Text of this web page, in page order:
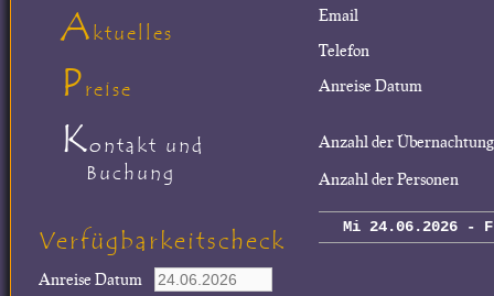
Email
Telefon
Anreise Datum
Anzahl der
Anzahl der Personen
Mi 24.06.2026 -
Aktuelles
Preise
Kontakt und
Buchung
Verfügbarkeitscheck
Anreise Datum